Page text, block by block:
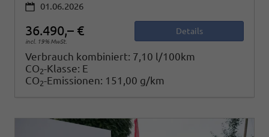
01.06.2026
36.490,– €
incl. 19% MwSt.
Details
Verbrauch kombiniert: 7,10 l/100km
CO2-Klasse: E
CO2-Emissionen: 151,00 g/km